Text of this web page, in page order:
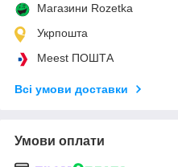
Магазини Rozetka
Укрпошта
Meest ПОШТА
Всі умови доставки
Умови оплати